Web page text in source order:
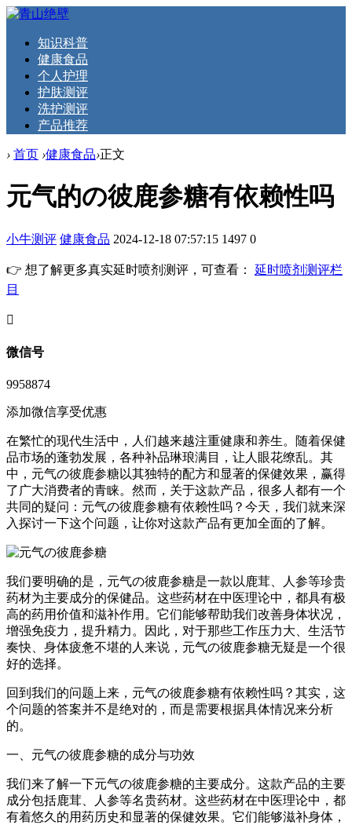
知识科普
健康食品
个人护理
护肤测评
洗护测评
产品推荐
› 首页 ›健康食品›正文
元气的の彼鹿参糖有依赖性吗
小牛测评 健康食品 2024-12-18 07:57:15 1497 0
👉 想了解更多真实延时喷剂测评，可查看： 延时喷剂测评栏
目
󦘖
微信号
9958874
添加微信享受优惠
在繁忙的现代生活中，人们越来越注重健康和养生。随着保健
品市场的蓬勃发展，各种补品琳琅满目，让人眼花缭乱。其
中，元气の彼鹿参糖以其独特的配方和显著的保健效果，赢得
了广大消费者的青睐。然而，关于这款产品，很多人都有一个
共同的疑问：元气の彼鹿参糖有依赖性吗？今天，我们就来深
入探讨一下这个问题，让你对这款产品有更加全面的了解。
我们要明确的是，元气の彼鹿参糖是一款以鹿茸、人参等珍贵
药材为主要成分的保健品。这些药材在中医理论中，都具有极
高的药用价值和滋补作用。它们能够帮助我们改善身体状况，
增强免疫力，提升精力。因此，对于那些工作压力大、生活节
奏快、身体疲惫不堪的人来说，元气の彼鹿参糖无疑是一个很
好的选择。
回到我们的问题上来，元气の彼鹿参糖有依赖性吗？其实，这
个问题的答案并不是绝对的，而是需要根据具体情况来分析
的。
一、元气の彼鹿参糖的成分与功效
我们来了解一下元气の彼鹿参糖的主要成分。这款产品的主要
成分包括鹿茸、人参等名贵药材。这些药材在中医理论中，都
有着悠久的用药历史和显著的保健效果。它们能够滋补身体，